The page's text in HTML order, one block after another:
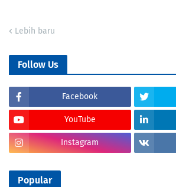
Lebih baru
Follow Us
Facebook
YouTube
Instagram
Popular